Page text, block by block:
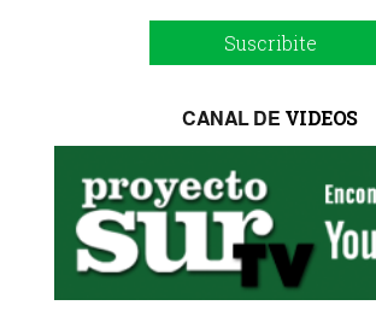
Suscribite
CANAL DE VIDEOS